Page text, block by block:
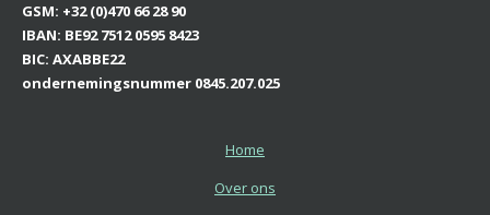
GSM: +32 (0)470 66 28 90
IBAN: BE92 7512 0595 8423
BIC: AXABBE22
ondernemingsnummer 0845.207.025
Home
Over ons